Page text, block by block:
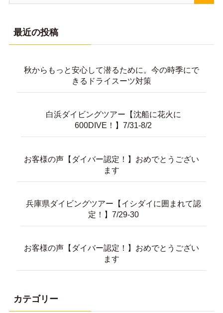
最近の投稿
秋からもっと安心して潜るために。今の時季にで
きるドライスーツ対策
白浜ダイビングツアー【沈船に花火に
600DIVE！】7/31-8/2
お客様の声【ダイバー認定！】おめでとうござい
ます
兵庫県ダイビングツアー【イシダイに囲まれて認
定！】7/29-30
お客様の声【ダイバー認定！】おめでとうござい
ます
カテゴリー